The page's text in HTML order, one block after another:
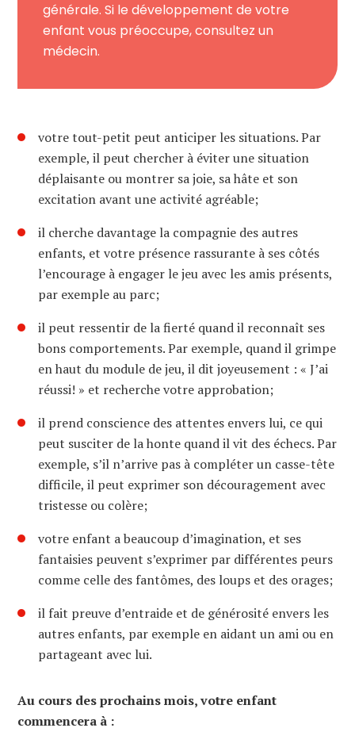
générale. Si le développement de votre
enfant vous préoccupe, consultez un
médecin.
votre tout-petit peut anticiper les situations. Par
exemple, il peut chercher à éviter une situation
déplaisante ou montrer sa joie, sa hâte et son
excitation avant une activité agréable;
il cherche davantage la compagnie des autres
enfants, et votre présence rassurante à ses côtés
l’encourage à engager le jeu avec les amis présents,
par exemple au parc;
il peut ressentir de la fierté quand il reconnaît ses
bons comportements. Par exemple, quand il grimpe
en haut du module de jeu, il dit joyeusement : « J’ai
réussi! » et recherche votre approbation;
il prend conscience des attentes envers lui, ce qui
peut susciter de la honte quand il vit des échecs. Par
exemple, s’il n’arrive pas à compléter un casse-tête
difficile, il peut exprimer son découragement avec
tristesse ou colère;
votre enfant a beaucoup d’imagination, et ses
fantaisies peuvent s’exprimer par différentes peurs
comme celle des fantômes, des loups et des orages;
il fait preuve d’entraide et de générosité envers les
autres enfants, par exemple en aidant un ami ou en
partageant avec lui.
Au cours des prochains mois, votre enfant
commencera à :